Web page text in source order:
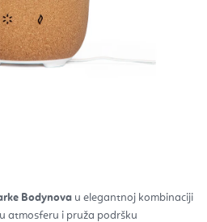
Bodynova u elegantnoj kombinaciji
atmosferu i pruža podršku